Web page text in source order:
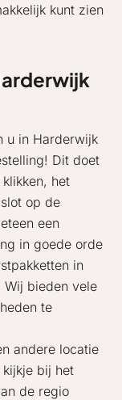
kunt zien
u in Harderwijk
Dit doet
het
op de
een
in goede orde
in
Wij bieden vele
te
andere locatie
bij het
de regio